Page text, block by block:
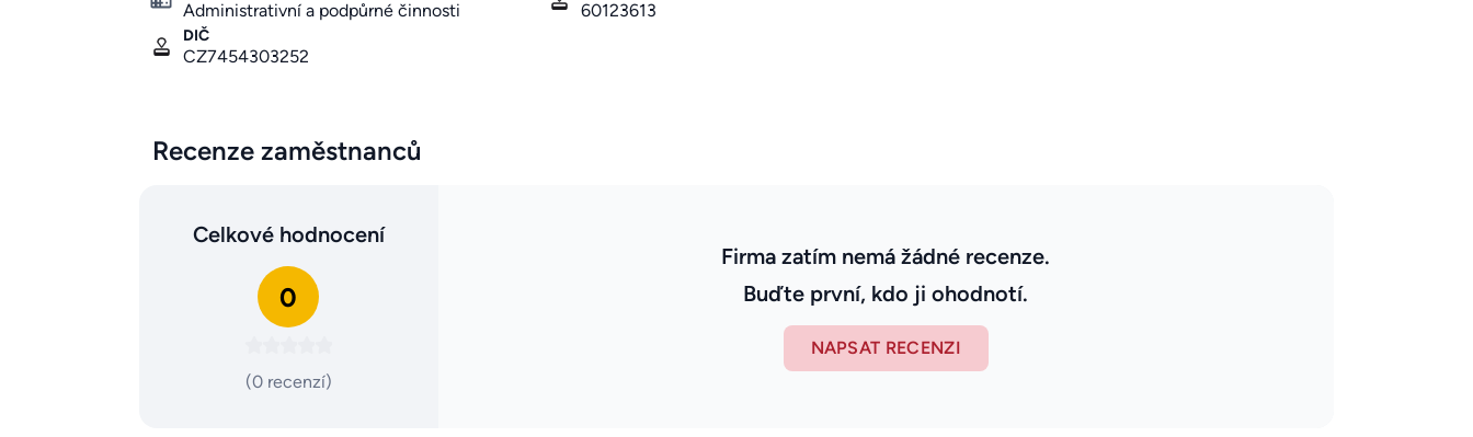
Administrativní a podpůrné činnosti 60123613
DIČ
CZ7454303252
Recenze zaměstnanců
Celkové hodnocení
0
(0 recenzí)
Firma zatím nemá žádné recenze.
Buďte první, kdo ji ohodnotí.
NAPSAT RECENZI